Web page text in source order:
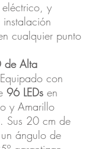
y
cualquier punto
de Alta
Equipado con
96 LEDs en
y Amarillo
Sus 20 cm de
ángulo de